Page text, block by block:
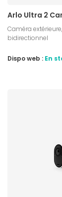
Arlo Ultra 2
Caméra
bidirectionnel
Dispo web : En